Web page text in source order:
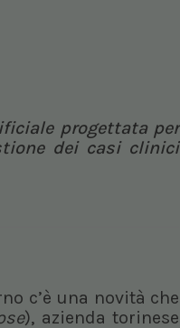
progettata per
dei casi clinici
c’è una novità che
), azienda torinese